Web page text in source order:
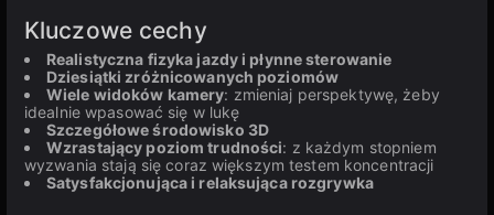
Kluczowe cechy
Realistyczna fizyka jazdy i płynne sterowanie
Dziesiątki zróżnicowanych poziomów
Wiele widoków kamery: zmieniaj perspektywę, żeby
idealnie wpasować się w lukę
Szczegółowe środowisko 3D
Wzrastający poziom trudności: z każdym stopniem
wyzwania stają się coraz większym testem koncentracji
Satysfakcjonująca i relaksująca rozgrywka